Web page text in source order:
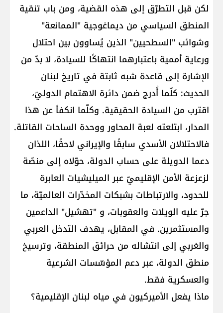
لكن قبل التطرّق إلى هذه القضية، ومن باب تنقية
المنطق السياسي من ديماغوجية "الممانعة"
وشوائب "السطحيين" الذين يُساوون بين احتلال
ورعاية أممية باعتبارهما انتهاكًا للسيادة، لا بدّ من
الإشارة إلى قاعدة شبه ثابتة في تاريخ لبنان
الحديث: كلّما أُدرج ضمن دائرة الاهتمام الدوليّ،
اقترب من السيادة الحقيقية. وكلّما انكفأ عن هذا
المدار، ابتلعته لعبة المحاور ووحدة الساحات القاتلة.
فالاحتلالان الأسدي سابقًا والإيراني لاحقًا، اللذان
دعما الدويلة على حساب الدولة، حوّلاه إلى منصّة
لزعزعة الأمن الإقليميّ عبر الميليشيات العابرة
للحدود، والارتباطات بشبكات المخدّرات العالميّة، ما
جرّ عليه الويلات والعقوبات، و "تهشيل" الداعمين
والمستثمرين. في المقابل، يهدف التدخل العربي
والغربي إلى انتشاله من حرائق المنطقة، وترسيخ
منطق الدولة، عبر دعم المؤسّسات الشرعية
والعسكرية فقط.
ماذا يفعل الأميركيون في مياه لبنان الإقليمية؟